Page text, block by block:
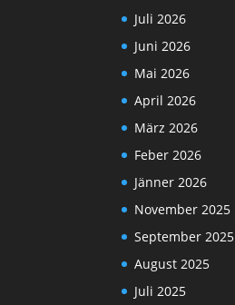
Juli 2026
Juni 2026
Mai 2026
April 2026
März 2026
Feber 2026
Jänner 2026
November 2025
September 2025
August 2025
Juli 2025